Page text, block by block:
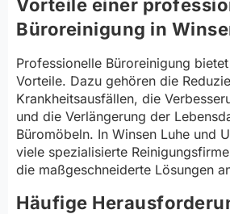
Vorteile einer
Büroreinigung in
Professionelle Büroreinigung
Vorteile. Dazu gehören die
Krankheitsausfällen, die
und die Verlängerung der
Büromöbeln. In Winsen Luhe und
viele spezialisierte
die maßgeschneiderte Lösungen
Häufige